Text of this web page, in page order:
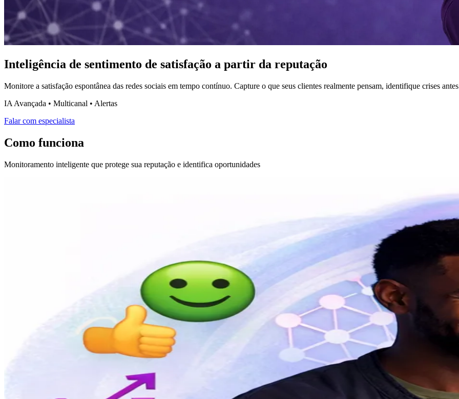
Inteligência de sentimento de satisfação a partir da reputação
Monitore a satisfação espontânea das redes sociais em tempo contínuo. Capture o que seus clientes realmente pensam, identifique crises
IA Avançada • Multicanal • Alertas
Falar com especialista
Como funciona
Monitoramento inteligente que protege sua reputação e identifica oportunidades